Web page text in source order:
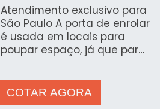
Atendimento exclusivo para
São Paulo A porta de enrolar
é usada em locais para
poupar espaço, já que para
COTAR AGORA